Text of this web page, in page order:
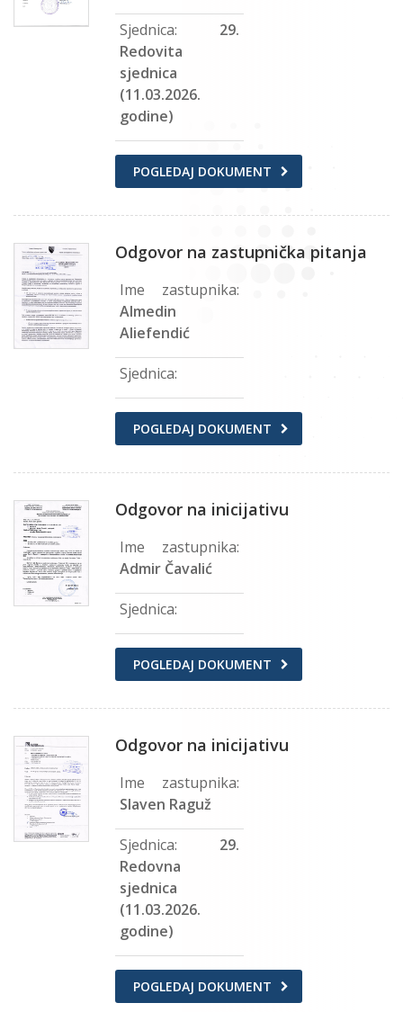
Sjednica: 29.
Redovita
sjednica
(11.03.2026.
godine)
POGLEDAJ DOKUMENT
Odgovor na zastupnička pitanja
Ime zastupnika:
Almedin
Aliefendić
Sjednica:
POGLEDAJ DOKUMENT
Odgovor na inicijativu
Ime zastupnika:
Admir Čavalić
Sjednica:
POGLEDAJ DOKUMENT
Odgovor na inicijativu
Ime zastupnika:
Slaven Raguž
Sjednica: 29.
Redovna
sjednica
(11.03.2026.
godine)
POGLEDAJ DOKUMENT